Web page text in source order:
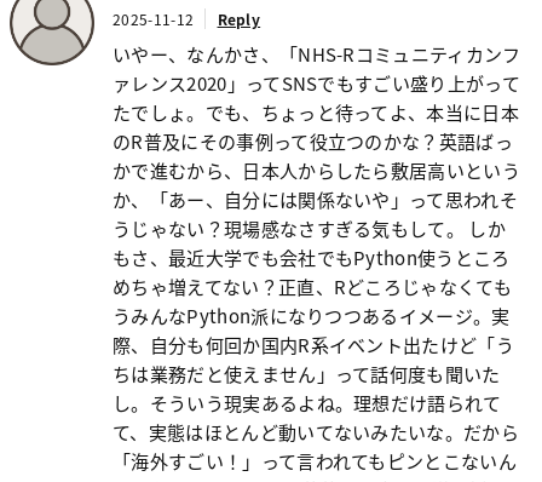
2025-11-12 Reply
いやー、なんかさ、「NHS-Rコミュニティカンフ
ァレンス2020」ってSNSでもすごい盛り上がって
たでしょ。でも、ちょっと待ってよ、本当に日本
のR普及にその事例って役立つのかな？英語ばっ
かで進むから、日本人からしたら敷居高いという
か、「あー、自分には関係ないや」って思われそ
うじゃない？現場感なさすぎる気もして。 しか
もさ、最近大学でも会社でもPython使うところ
めちゃ増えてない？正直、Rどころじゃなくても
うみんなPython派になりつつあるイメージ。実
際、自分も何回か国内R系イベント出たけど「う
ちは業務だと使えません」って話何度も聞いた
し。そういう現実あるよね。理想だけ語られて
て、実態はほとんど動いてないみたいな。だから
「海外すごい！」って言われてもピンとこないん